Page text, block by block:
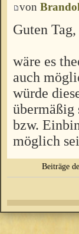
von
Guten Tag,
wäre es
auch
würde
übermäßig
bzw.
möglich
Beiträge